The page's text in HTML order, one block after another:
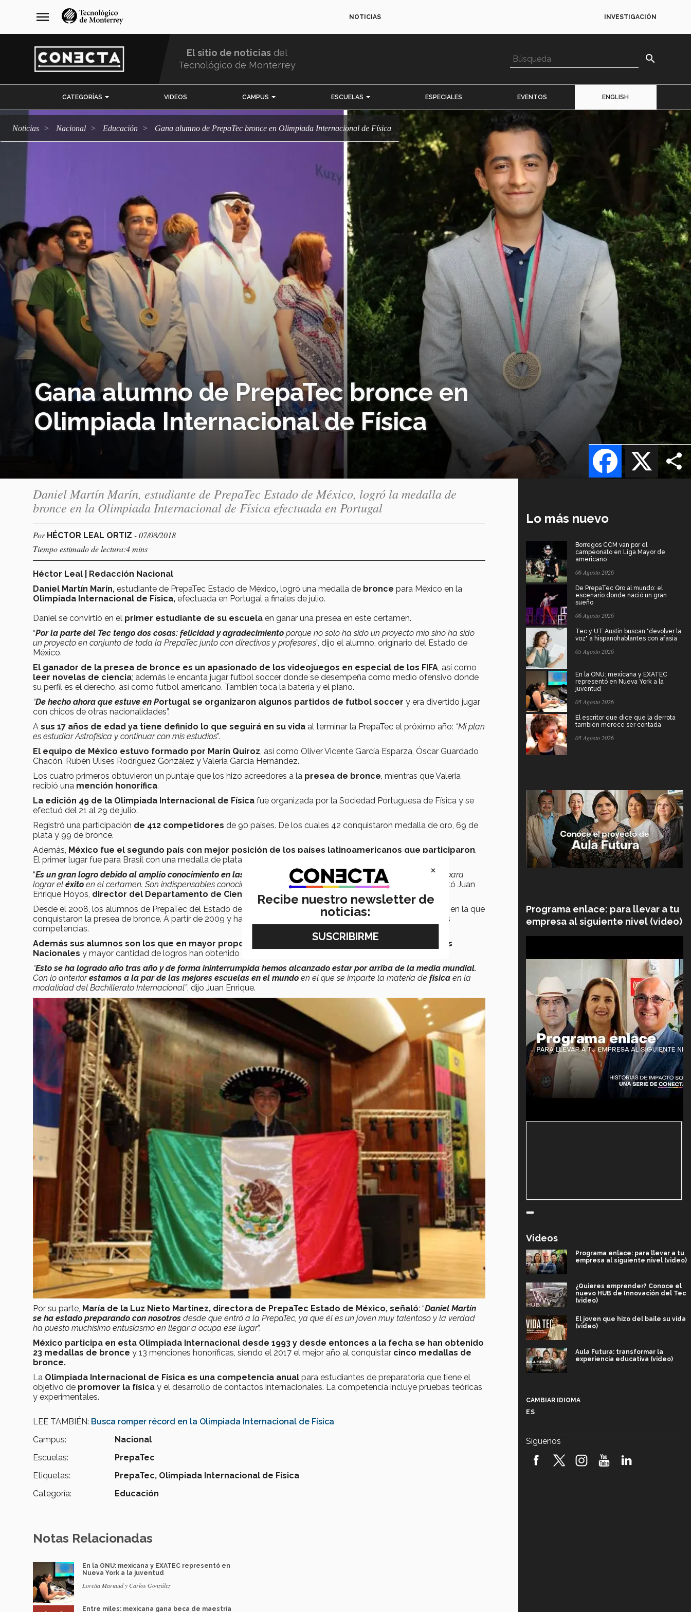
navegación
principal
menu NOTICIAS INVESTIGACIÓN
El sitio de noticias del
Tecnológico de Monterrey
search
CATEGORÍAS VIDEOS CAMPUS ESCUELAS ESPECIALES EVENTOS ENGLISH
Noticias Nacional Educación Gana alumno de PrepaTec bronce en Olimpiada Internacional de Física
Gana alumno de PrepaTec bronce en
Olimpiada Internacional de Física
X
Facebook
Daniel Martín Marín, estudiante de PrepaTec Estado de México, logró la medalla de
bronce en la Olimpiada Internacional de Física efectuada en Portugal
Por HÉCTOR LEAL ORTIZ - 07/08/2018
Tiempo estimado de lectura:4 mins
Héctor Leal | Redacción Nacional
Daniel Martín Marín, estudiante de PrepaTec Estado de México, logró una medalla de bronce para México en la
Olimpiada Internacional de Física, efectuada en Portugal a finales de julio.
Daniel se convirtió en el primer estudiante de su escuela en ganar una presea en este certamen.
“Por la parte del Tec tengo dos cosas: felicidad y agradecimiento porque no solo ha sido un proyecto mío sino ha sido
un proyecto en conjunto de toda la PrepaTec junto con directivos y profesores”, dijo el alumno, originario del Estado de
México.
El ganador de la presea de bronce es un apasionado de los videojuegos en especial de los FIFA , así como
leer novelas de ciencia; además le encanta jugar futbol soccer donde se desempeña como medio ofensivo donde
su perfil es el derecho, así como futbol americano. También toca la batería y el piano.
“De hecho ahora que estuve en Portugal se organizaron algunos partidos de futbol soccer y era divertido jugar
con chicos de otras nacionalidades”.
A sus 17 años de edad ya tiene definido lo que seguirá en su vida al terminar la PrepaTec el próximo año: “Mi plan
es estudiar Astrofísica y continuar con mis estudios”.
El equipo de México estuvo formado por Marín Quiroz , así como Oliver Vicente García Esparza, Óscar Guardado
Chacón, Rubén Ulises Rodríguez González y Valeria García Hernández.
Los cuatro primeros obtuvieron un puntaje que los hizo acreedores a la presea de bronce , mientras que Valeria
recibió una mención honorífica.
La edición 49 de la Olimpiada Internacional de Física fue organizada por la Sociedad Portuguesa de Física y se
efectuó del 21 al 29 de julio.
Registró una participación de 412 competidores de 90 países. De los cuales 42 conquistaron medalla de oro, 69 de
plata y 99 de bronce.
Además, México fue el segundo país con mejor posición de los países latinoamericanos que participaron.
El primer lugar fue para Brasil con una medalla de plata y cuatro de bronce.
“Es un gran logro debido al amplio conocimiento en las áreas de la física clásica y moderna
que se requiere para
lograr el éxito en el certamen. Son indispensables conocimientos de física y matemáticas de licenciatura
”, comentó Juan
Enrique Hoyos, director del Departamento de Ciencias en la PrepaTec Estado de México.
Desde el 2008, los alumnos de PrepaTec del Estado de México compiten en laOlimpiada Estatal de Física, en la que
conquistaron la presea de bronce. A partir de 2009 y hasta la fecha sólo han ganado medallas de oro en estas
competencias.
Además sus alumnos son los que en mayor proporción representan a su entidad en las Olimpiadas
Nacionales y mayor cantidad de logros han obtenido en los últimos 10 años.
“Esto se ha logrado año tras año y de forma ininterrumpida hemos alcanzado estar por arriba de la media mundial.
Con lo anteriorestamos a la par de las mejores escuelas en el mundo en el que se imparte la materia de física en la
modalidad del Bachillerato Internacional”, dijo Juan Enrique.
Por su parte, María de la Luz Nieto Martínez, directora de PrepaTec Estado de México, señaló: “Daniel Martín
se ha estado preparando con nosotros desde que entró a la PrepaTec, ya que él es un joven muy talentoso y la verdad
ha puesto muchísimo entusiasmo en llegar a ocupa ese lugar”.
México participa en esta Olimpiada Internacional desde 1993 y desde entonces a la fecha se han obtenido
23 medallas de bronce y 13 menciones honoríficas, siendo el 2017 el mejor año al conquistar cinco medallas de
bronce.
La Olimpiada Internacional de Física es una competencia anual para estudiantes de preparatoria que tiene el
objetivo de promover la física y el desarrollo de contactos internacionales. La competencia incluye pruebas teóricas
y experimentales.
LEE TAMBIÉN: Busca romper récord en la Olimpiada Internacional de Física
Campus:
Nacional
Escuelas:
PrepaTec
Etiquetas:
PrepaTec, Olimpiada Internacional de Física
Categoría:
Educación
Notas Relacionadas
En la ONU: mexicana y EXATEC representó en
Nueva York a la juventud
Loretta Mariaud y Carlos González
Entre miles: mexicana gana beca de maestría
Lo más nuevo
Borregos CCM van por el
campeonato en Liga Mayor de
americano
06 Agosto 2026
De PrepaTec Qro al mundo: el
escenario donde nació un gran
sueño
06 Agosto 2026
Tec y UT Austin buscan "devolver la
voz" a hispanohablantes con afasia
05 Agosto 2026
En la ONU: mexicana y EXATEC
representó en Nueva York a la
juventud
05 Agosto 2026
El escritor que dice que la derrota
también merece ser contada
05 Agosto 2026
Programa enlace: para llevar a tu
empresa al siguiente nivel (video)
Videos
Programa enlace: para llevar a tu
empresa al siguiente nivel (video)
¿Quieres emprender? Conoce el
nuevo HUB de Innovación del Tec
(video)
El joven que hizo del baile su vida
(video)
Aula Futura: transformar la
experiencia educativa (video)
robótica FIRST 2026! (video)
CAMBIAR IDIOMA
ES
Síguenos
×
Recibe nuestro newsletter de
noticias: